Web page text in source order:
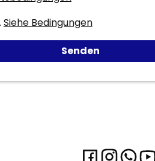
Siehe Bedingungen
Senden